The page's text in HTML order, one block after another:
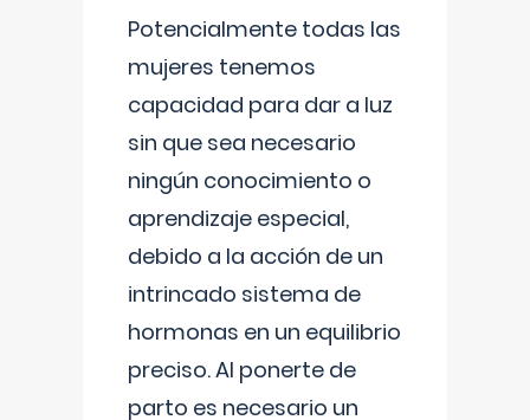
Potencialmente todas las
mujeres tenemos
capacidad para dar a luz
sin que sea necesario
ningún conocimiento o
aprendizaje especial,
debido a la acción de un
intrincado sistema de
hormonas en un equilibrio
preciso. Al ponerte de
parto es necesario un